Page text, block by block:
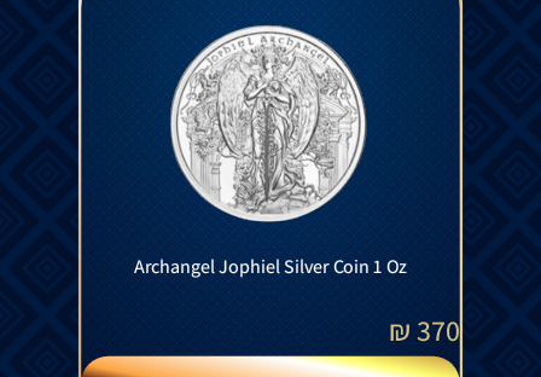
Archangel Jophiel Silver Coin 1 Oz
370
₪